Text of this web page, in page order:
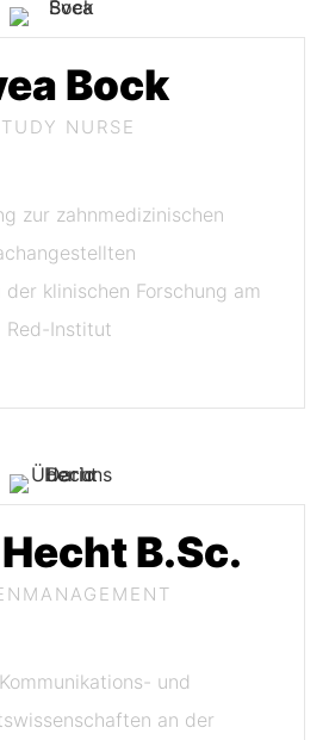
Bock
NURSE
zur zahnmedizinischen
klinischen Forschung am
Red-Institut
B.Sc.
und
an der